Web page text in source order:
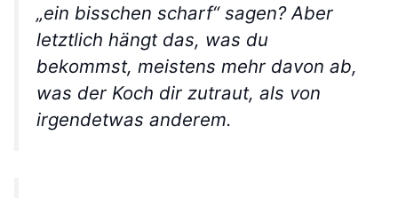
„ein bisschen scharf“ sagen? Aber
letztlich hängt das, was du
bekommst, meistens mehr davon ab,
was der Koch dir zutraut, als von
irgendetwas anderem.